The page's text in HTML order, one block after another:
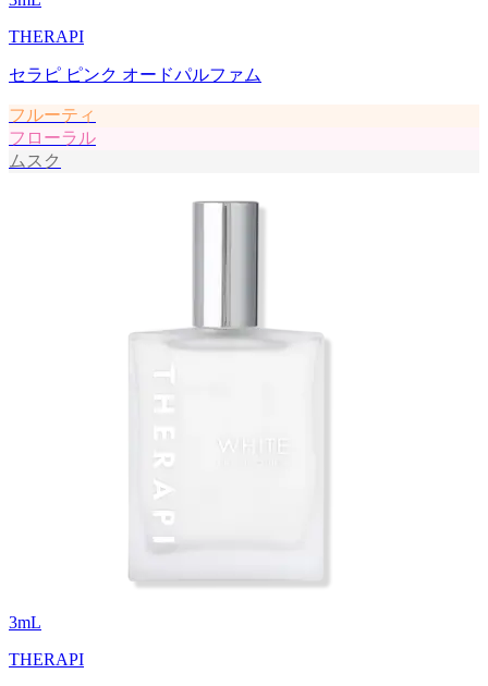
THERAPI
セラピ ピンク オードパルファム
フルーティ
フローラル
ムスク
3mL
THERAPI